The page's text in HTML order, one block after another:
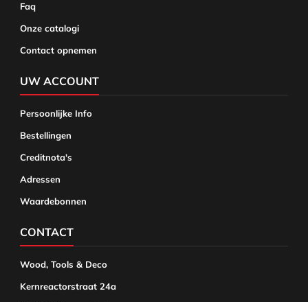
Faq
Onze catalogi
Contact opnemen
UW ACCOUNT
Persoonlijke Info
Bestellingen
Creditnota's
Adressen
Waardebonnen
CONTACT
Wood, Tools & Deco
Kernreactorstraat 24a